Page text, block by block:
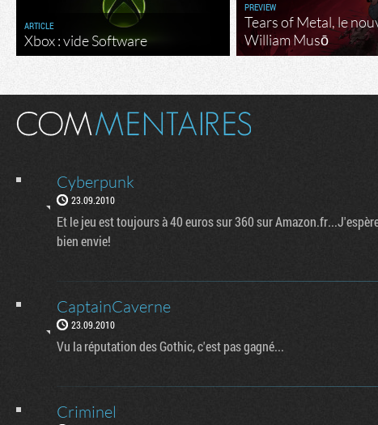
ARTICLE
Xbox : vide Software
PREVIEW
Tears of Metal, le
William Musō
Cyberpunk
23.09.2010
Et le jeu est toujours à 40 euros sur 360 sur
bien envie!
CaptainCaverne
23.09.2010
Vu la réputation des Gothic, c'est pas gagné...
Criminel